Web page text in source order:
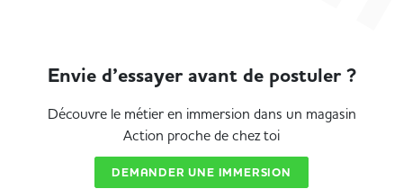
Envie d’essayer avant de postuler ?
Découvre le métier en immersion dans un magasin
Action proche de chez toi
DEMANDER UNE IMMERSION